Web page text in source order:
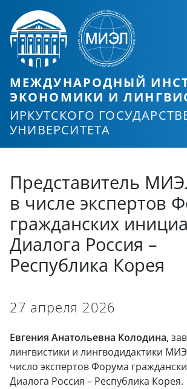
МЕЖДУНАРОДНЫЙ
ЭКОНОМИКИ И
ИРКУТСКОГО
УНИВЕРСИТЕТА
Представитель
в числе экспертов
гражданских
Диалога Россия –
Республика Корея
27 апреля 2026
Евгения Анатольевна Колодина,
лингвистики и лингводидактики
число экспертов Форума
Диалога Россия – Республика Корея.